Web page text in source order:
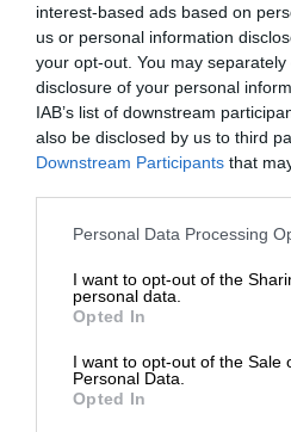
interest-based ads based on
us or personal information
your opt-out. You may
disclosure of your personal
IAB’s list of downstream
also be disclosed by us to third
Downstream Participants that
Please note that this website/
not limited to your visit or usage
grant or deny consent to Google
use your data for below
consent section.
Personal Data Processing
I want to opt-out of the
personal data.
Opted In
I want to opt-out of the Sale
Personal Data.
Opted In